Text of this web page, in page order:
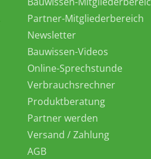
Partner-Mitgliederbereich
Newsletter
Bauwissen-Videos
Online-Sprechstunde
Verbrauchsrechner
Produktberatung
Partner werden
Versand / Zahlung
AGB